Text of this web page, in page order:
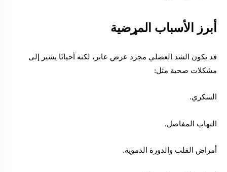
أبرز الأسباب المړضية
قد يكون الشد العضلي مجرد عرض عابر، لكنه أحيانًا يشير إلى
مشكلات صحية مثل:
السكري.
التهاب المفاصل.
أمراض القلب والدورة الدموية.